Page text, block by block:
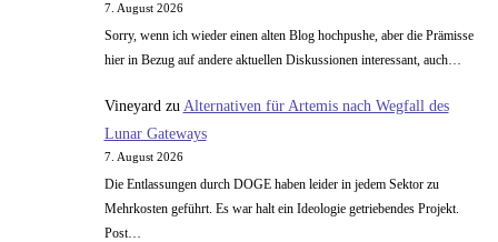
7. August 2026
Sorry, wenn ich wieder einen alten Blog hochpushe, aber die Prämisse
hier in Bezug auf andere aktuellen Diskussionen interessant, auch…
Vineyard zu Alternativen für Artemis nach Wegfall des
Lunar Gateways
7. August 2026
Die Entlassungen durch DOGE haben leider in jedem Sektor zu
Mehrkosten geführt. Es war halt ein Ideologie getriebendes Projekt.
Post…